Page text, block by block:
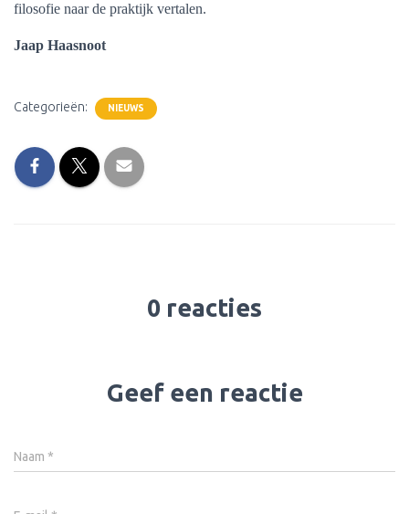
filosofie naar de praktijk vertalen.
Jaap Haasnoot
Categorieën: NIEUWS
0 reacties
Geef een reactie
Naam *